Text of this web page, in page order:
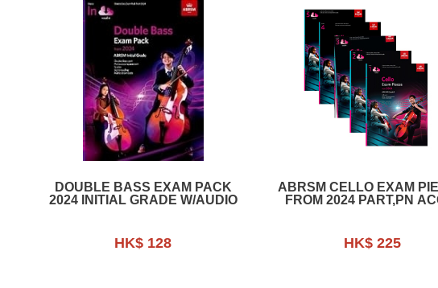
DOUBLE BASS EXAM PACK
2024 INITIAL GRADE W/AUDIO
HK$ 128
ABRSM CELLO EXAM
FROM 2024 PART,PN
HK$ 225